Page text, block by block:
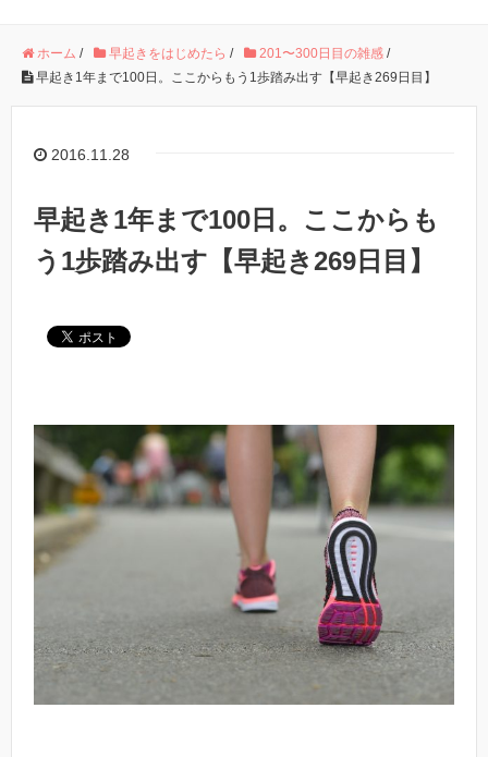
ホーム / 早起きをはじめたら / 201〜300日目の雑感 /
早起き1年まで100日。ここからもう1歩踏み出す【早起き269日目】
2016.11.28
早起き1年まで100日。ここからも
う1歩踏み出す【早起き269日目】